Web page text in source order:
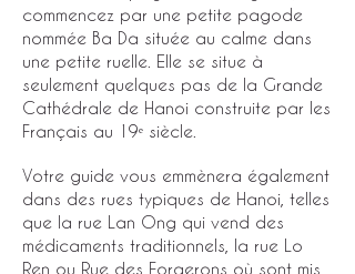
commencez par une petite pagode
nommée Ba Da située au calme dans
une petite ruelle. Elle se situe à
seulement quelques pas de la Grande
Cathédrale de Hanoi construite par les
Français au 19ᵉ siècle.
Votre guide vous emmènera également
dans des rues typiques de Hanoi, telles
que la rue Lan Ong qui vend des
médicaments traditionnels, la rue Lo
Ren ou Rue des Forgerons où sont mis